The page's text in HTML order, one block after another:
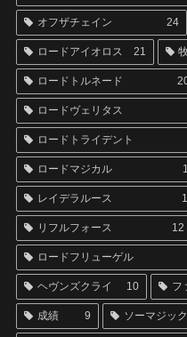
オフザチェイン 24
ロードアイオロス 21
ロードトルネード
ロードヴェリタス
ロードトライデント
ロードマジカル
レイデラルース
リフルフォース 12
ロードフリューゲル
ヘヴンズクライ 10 フ
成績 9 ソーマジッ